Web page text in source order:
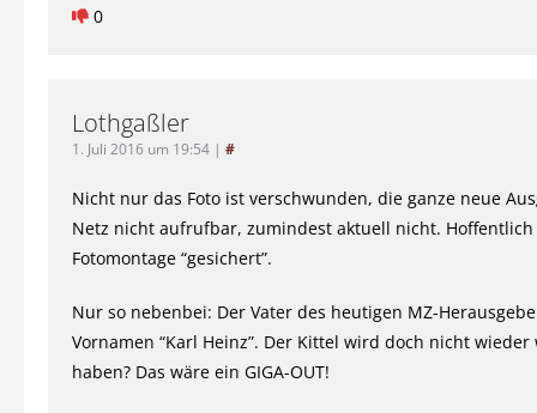
0
Lothgaßler
1. Juli 2016 um 19:54 | #
Nicht nur das Foto ist verschwunden, die ganze neue
Netz nicht aufrufbar, zumindest aktuell nicht.
Fotomontage “gesichert”.
Nur so nebenbei: Der Vater des heutigen MZ-
Vornamen “Karl Heinz”. Der Kittel wird doch nicht
haben? Das wäre ein GIGA-OUT!